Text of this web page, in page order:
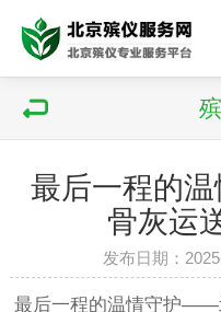
最后一程的
骨灰运
发布日期：
最后一程的温情守护——